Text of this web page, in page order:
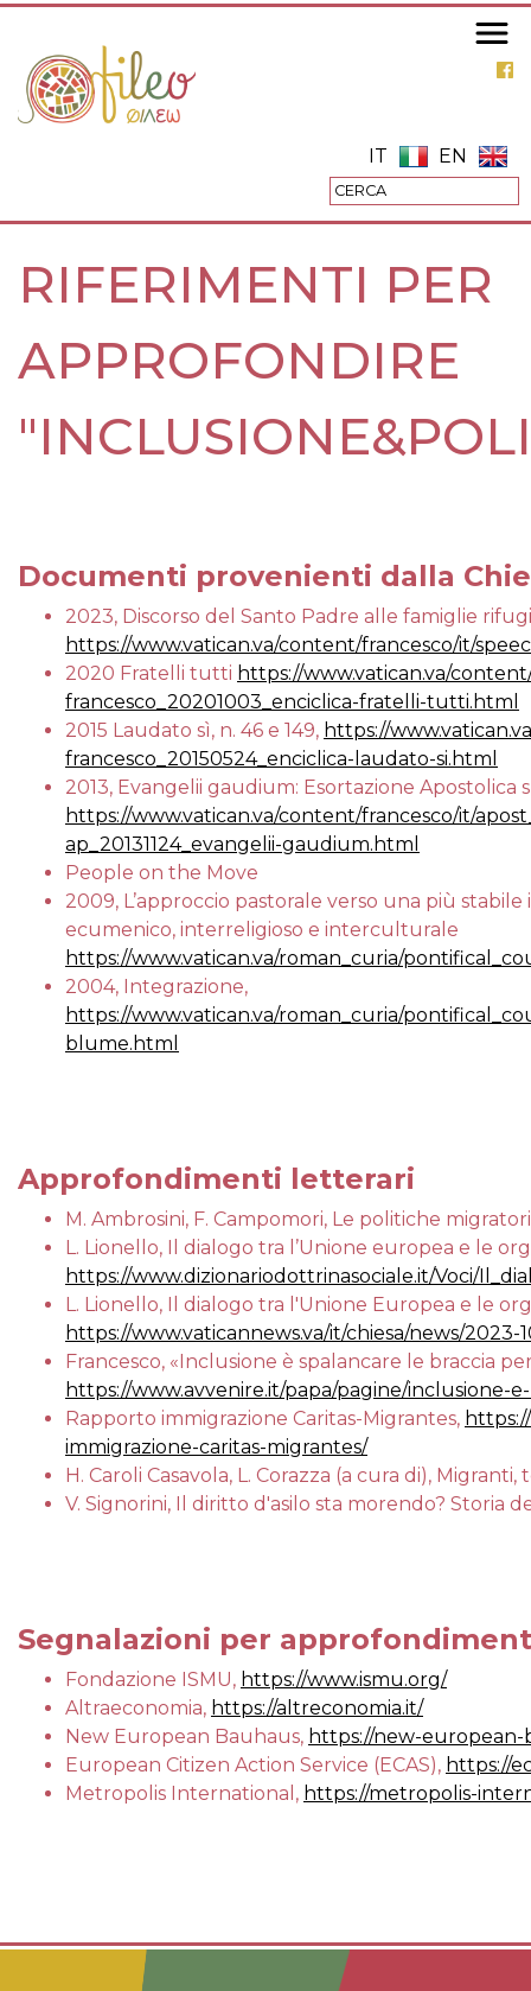
IT EN
RIFERIMENTI PER
APPROFONDIRE
Documenti provenienti dalla
2023, Discorso del Santo Padre alle famiglie
https://www.vatican.va/content/francesco/it/
2020 Fratelli tutti https://www.vatican.va/
francesco_20201003_enciclica-fratelli-tutti.html
2015 Laudato sì, n. 46 e 149, https://
francesco_20150524_enciclica-laudato-si.html
2013, Evangelii gaudium: Esortazione
https://www.vatican.va/content/francesco/it/
ap_20131124_evangelii-gaudium.html
People on the Move
2009, L’approccio pastorale verso una più
ecumenico, interreligioso e interculturale
https://www.vatican.va/roman_curia/
2004, Integrazione,
https://www.vatican.va/roman_curia/
blume.html
Approfondimenti letterari
M. Ambrosini, F. Campomori, Le politiche
L. Lionello, Il dialogo tra l ’Unione europea e le
https://www.dizionariodottrinasociale.it/Voci/
L. Lionello, Il dialogo tra l'Unione Europea e le
https://www.vaticannews.va/it/chiesa/news/
Francesco, «Inclusione è spalancare le braccia
https://www.avvenire.it/papa/pagine/inclusione-
Rapporto immigrazione Caritas-Migrantes,
immigrazione-caritas-migrantes/
H. Caroli Casavola, L. Corazza (a cura di),
V. Signorini, Il diritto d'asilo sta morendo? Storia
Segnalazioni per
Fondazione ISMU, https://www.ismu.org/
Altraeconomia, https://altreconomia.it/
New European Bauhaus, https://new-
European Citizen Action Service (ECAS), https://
Metropolis International, https://metropolis-